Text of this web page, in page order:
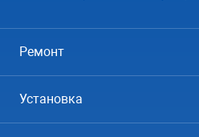
Ремонт
Установка